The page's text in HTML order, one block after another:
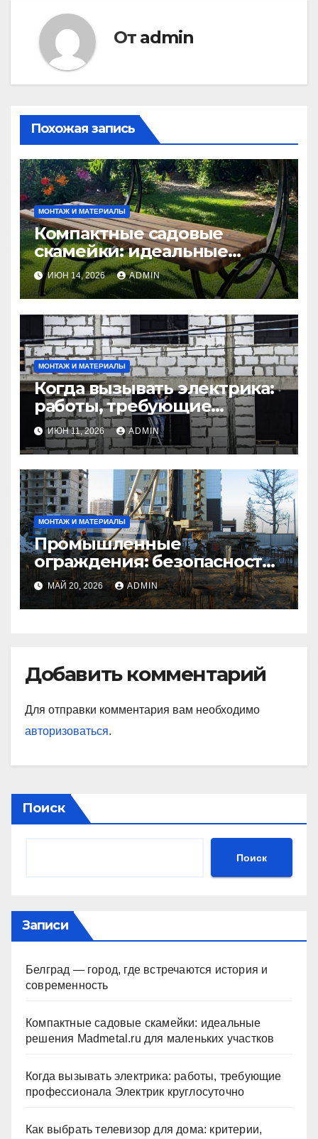
От admin
Похожая запись
МОНТАЖ И МАТЕРИАЛЫ
Компактные садовые
скамейки: идеальные
решения Madmetal.ru для
маленьких участков
ИЮН 14, 2026 ADMIN
МОНТАЖ И МАТЕРИАЛЫ
Когда вызывать электрика:
работы, требующие
профессионала Электрик
круглосуточно
ИЮН 11, 2026 ADMIN
МОНТАЖ И МАТЕРИАЛЫ
Промышленные
ограждения: безопасность
и эффективность на
производственных
объектах
МАЙ 20, 2026 ADMIN
Добавить комментарий
Для отправки комментария вам необходимо
авторизоваться.
Поиск
Поиск
Записи
Белград — город, где встречаются история и
современность
Компактные садовые скамейки: идеальные
решения Madmetal.ru для маленьких участков
Когда вызывать электрика: работы, требующие
профессионала Электрик круглосуточно
Как выбрать телевизор для дома: критерии,